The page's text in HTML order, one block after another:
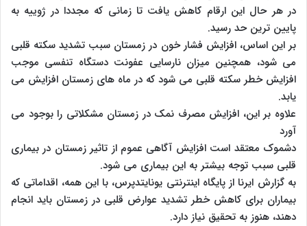
در هر حال این ارقام کاهش یافت تا زمانی که مجددا در ژوییه به
پایین ترین حد رسید.
بر این اساس، افزایش فشار خون در زمستان سبب تشدید سکته قلبی
می شود، همچنین میزان نارسایی عفونت دستگاه تنفسی موجب
افزایش خطر سکته قلبی می شود که در ماه های زمستان افزایش می
یابد.
علاوه بر این، افزایش مصرف نمک در زمستان مشکلاتی را بوجود می
آورد
دشموک معتقد است افزایش آگاهی عموم از تاثیر زمستان در بیماری
قلبی سبب توجه بیشتر به این بیماری می شود.
به گزارش ایرنا از پایگاه اینترنتی یونایتدپرس، با این همه، اقداماتی که
بیماران برای کاهش خطر تشدید عوارض قلبی در زمستان باید انجام
دهند، هنوز به تحقیق نیاز دارد.